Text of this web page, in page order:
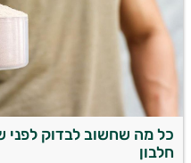
כל מה שחשוב לבדוק לפני
חלבון